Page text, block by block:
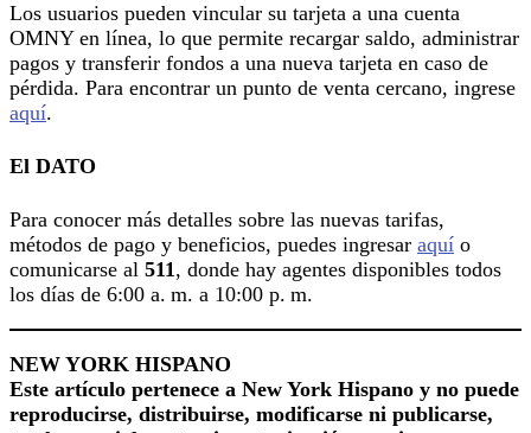
Los usuarios pueden vincular su tarjeta a una cuenta
OMNY en línea, lo que permite recargar saldo, administrar
pagos y transferir fondos a una nueva tarjeta en caso de
pérdida. Para encontrar un punto de venta cercano, ingrese
aquí.
El DATO
Para conocer más detalles sobre las nuevas tarifas,
métodos de pago y beneficios, puedes ingresar aquí o
comunicarse al 511, donde hay agentes disponibles todos
los días de 6:00 a. m. a 10:00 p. m.
NEW YORK HISPANO
Este artículo pertenece a New York Hispano y no puede
reproducirse, distribuirse, modificarse ni publicarse,